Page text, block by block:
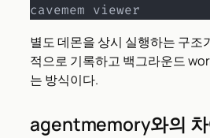
cavemem viewer
별도 데몬을 상시 실행하는 구조
적으로 기록하고 백그라운드
는 방식이다.
agentmemory와의